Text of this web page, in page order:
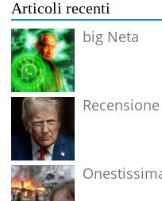
Articoli recenti
big Neta